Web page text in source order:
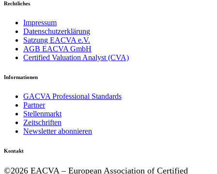
Rechtliches
Impressum
Datenschutzerklärung
Satzung EACVA e.V.
AGB EACVA GmbH
Certified Valuation Analyst (CVA)
Informationen
GACVA Professional Standards
Partner
Stellenmarkt
Zeitschriften
Newsletter abonnieren
Kontakt
©2026 EACVA – European Association of Certified